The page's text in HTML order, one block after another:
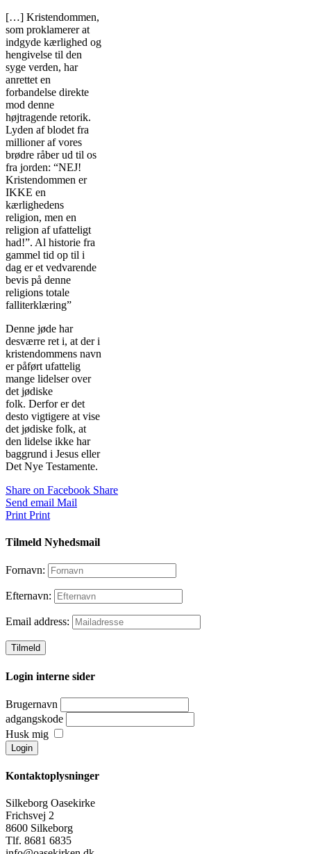
[…] Kristendommen,
som proklamerer at
indgyde kærlighed og
hengivelse til den
syge verden, har
anrettet en
forbandelse direkte
mod denne
højtragende retorik.
Lyden af blodet fra
millioner af vores
brødre råber ud til os
fra jorden: “NEJ!
Kristendommen er
IKKE en
kærlighedens
religion, men en
religion af ufatteligt
had!”. Al historie fra
gammel tid op til i
dag er et vedvarende
bevis på denne
religions totale
falliterklæring”
Denne jøde har
desværre ret i, at der i
kristendommens navn
er påført ufattelig
mange lidelser over
det jødiske
folk. Derfor er det
desto vigtigere at vise
det jødiske folk, at
den lidelse ikke har
baggrund i Jesus eller
Det Nye Testamente.
Share on Facebook Share
Send email Mail
Print Print
Tilmeld Nyhedsmail
Fornavn:
Efternavn:
Email address:
Login interne sider
Brugernavn
adgangskode
Husk mig
Kontaktoplysninger
Silkeborg Oasekirke
Frichsvej 2
8600 Silkeborg
Tlf. 8681 6835